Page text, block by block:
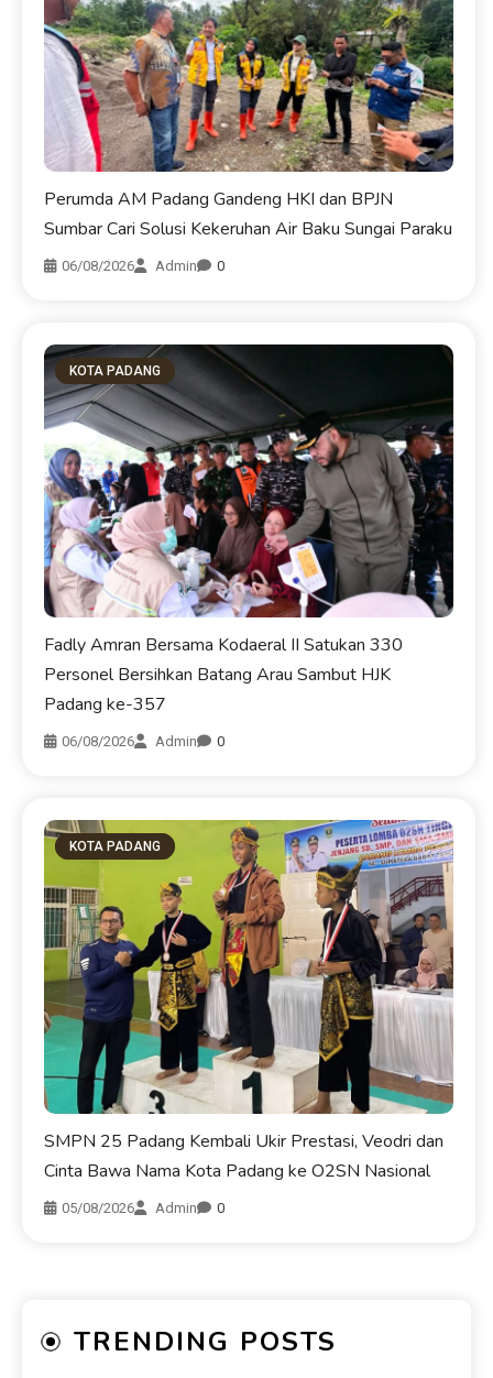
Perumda AM Padang Gandeng HKI dan BPJN
Sumbar Cari Solusi Kekeruhan Air Baku Sungai Paraku
06/08/2026 Admin 0
KOTA PADANG
Fadly Amran Bersama Kodaeral II Satukan 330
Personel Bersihkan Batang Arau Sambut HJK
Padang ke-357
06/08/2026 Admin 0
KOTA PADANG
SMPN 25 Padang Kembali Ukir Prestasi, Veodri dan
Cinta Bawa Nama Kota Padang ke O2SN Nasional
05/08/2026 Admin 0
TRENDING POSTS